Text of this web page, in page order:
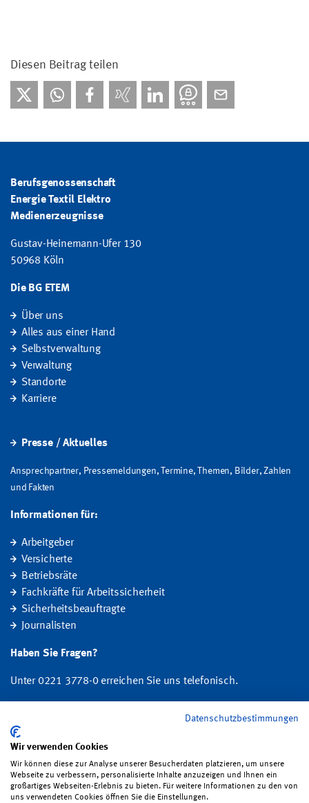
Diesen Beitrag teilen
Berufsgenossenschaft
Energie Textil Elektro
Medienerzeugnisse
Gustav-Heinemann-Ufer 130
50968 Köln
Die BG ETEM
Über uns
Alles aus einer Hand
Selbstverwaltung
Verwaltung
Standorte
Karriere
Presse / Aktuelles
Ansprechpartner, Pressemeldungen, Termine, Themen, Bilder, Zahlen
und Fakten
Informationen für:
Arbeitgeber
Versicherte
Betriebsräte
Fachkräfte für Arbeitssicherheit
Sicherheitsbeauftragte
Journalisten
Haben Sie Fragen?
Unter 0221 3778-0 erreichen Sie uns telefonisch.
Entschädigung, Prävention sowie Fragen zu Mitgliedschaft und Beitrag.
Folgen Sie uns:
Datenschutzbestimmungen
Wir verwenden Cookies
Wir können diese zur Analyse unserer Besucherdaten platzieren, um unsere
Webseite zu verbessern, personalisierte Inhalte anzuzeigen und Ihnen ein
großartiges Webseiten-Erlebnis zu bieten. Für weitere Informationen zu den von
uns verwendeten Cookies öffnen Sie die Einstellungen.